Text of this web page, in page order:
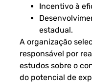
Incentivo à
estadual.
A organização
responsável por
estudos sobre o
do potencial de